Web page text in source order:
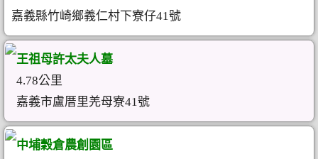
嘉義縣竹崎鄉義仁村下寮仔41號
王祖母許太夫人墓
4.78公里
嘉義市盧厝里羌母寮41號
中埔穀倉農創園區